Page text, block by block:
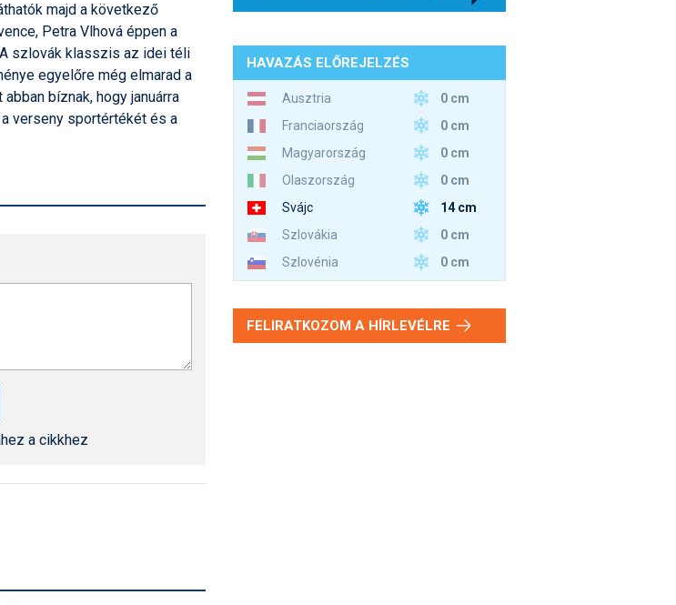
majd a következő
Petra Vlhová éppen a
szlovák klasszis az idei téli
egyelőre még elmarad a
bíznak, hogy januárra
verseny sportértékét és a
a cikkhez
HAVAZÁS ELŐREJELZÉS
Ausztria
0 cm
Franciaország
0 cm
Magyarország
0 cm
Olaszország
0 cm
Svájc
14 cm
Szlovákia
0 cm
Szlovénia
0 cm
FELIRATKOZOM A HÍRLEVÉLRE